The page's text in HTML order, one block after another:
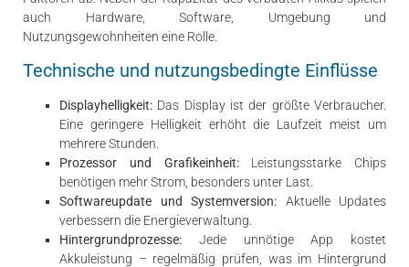
auch Hardware, Software, Umgebung und
Nutzungsgewohnheiten eine Rolle.
Technische und nutzungsbedingte Einflüsse
Displayhelligkeit: Das Display ist der größte Verbraucher.
Eine geringere Helligkeit erhöht die Laufzeit meist um
mehrere Stunden.
Prozessor und Grafikeinheit:Leistungsstarke Chips
benötigen mehr Strom, besonders unter Last.
Softwareupdate und Systemversion: Aktuelle Updates
verbessern die Energieverwaltung.
Hintergrundprozesse: Jede unnötige App kostet
Akkuleistung – regelmäßig prüfen, was im Hintergrund